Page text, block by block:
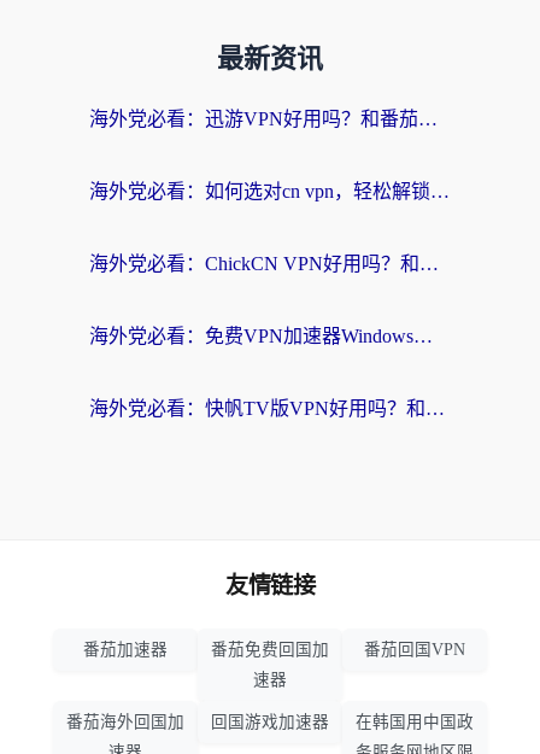
最新资讯
海外党必看：迅游VPN好用吗？和番茄加速器VPN对比哪个回国效果更好？
海外党必看：如何选对cn vpn，轻松解锁国内影音游戏？
海外党必看：ChickCN VPN好用吗？和星河VPN对比哪个回国效果更好？附真实体验+避坑指南
海外党必看：免费VPN加速器Windows版怎么选？附真实测评与无缝访问国内资源指南
海外党必看：快帆TV版VPN好用吗？和hi龟龟VPN对比哪个回国效果更好？附免费加速器选择指南
友情链接
番茄加速器
番茄免费回国加
速器
番茄回国VPN
番茄海外回国加
回国游戏加速器
在韩国用中国政